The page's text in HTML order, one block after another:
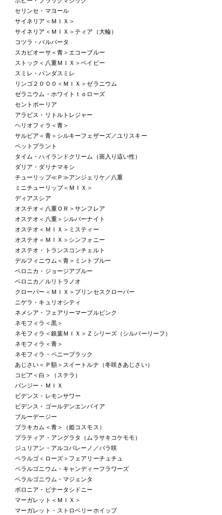
セリンセ・マヨール
サイネリア＜ＭＩＸ＞
サイネリア＜ＭＩＸ＞ティア（大輪）
コツラ・バルバータ
スカビオーサ＜青＞エコーブルー
ストック＜八重ＭＩＸ＞ベイビー
スミレ・パンダスミレ
リンゴ２０００＜ＭＩＸ＞ゼラニウム
ゼラニウム・ホワイトｔｏローズ
セントポーリア
アラビス・リトルトレジャー
ヘリオフィラ＜青＞
サルビア＜青＞シルキーフェザーズ／ユリスキー
ペットプラント
タイム・ハイランドクリーム（斑入り這い性）
ダリア・ダリナマキシ
チューリップ≪Ｐ≫アンジェリケ／八重
ミニチューリップ＜ＭＩＸ＞
ディアスシア
オステオ＜八重ＯＲ＞サンフレア
オステオ＜八重＞シルバーナイト
オステオ＜ＭＩＸ＞ミスティー
オステオ＜ＭＩＸ＞シンフォニー
オステオ・トランスコンチェルト
デルフィニウム＜青＞ミントブルー
ベロニカ・ジョージアブルー
ベロニカ／ルリトラノオ
クローバー＜ＭＩＸ＞プリンセスクローバー
ニゲラ・キュリオシティ
ネメシア・フェアリーマーブルピンク
ネモフィラ＜黒＞
ネモフィラ＜銀葉ＭＩＸ＞Ｚシリーズ（シルバーリーフ）
ネモフィラ＜青＞
ネモフィラ・ペニーブラック
あじさい＜Ｐ額＞スイートルナ（冬咲きあじさい）
コピア＜白＞（ステラ）
パンジー・ＭＩＸ
ビデンス・レモンサワー
ビデンス・ゴールデンエンパイア
ブルーデージー
ブラキカム＜青＞（姫コスモス）
プラティア・アングラタ（ムラサキコケモモ）
ジュリアン・アルコバレーノ／バラ咲
ペラルゴ＜ローズ＞フェアリーチュチュ
ペラルゴニウム・キャンディーフラワーズ
ペラルゴニウム・マジェンタ
ボロニア・ピナータシドニー
マーガレット＜ＭＩＸ＞
マーガレット・ストロベリーホイップ